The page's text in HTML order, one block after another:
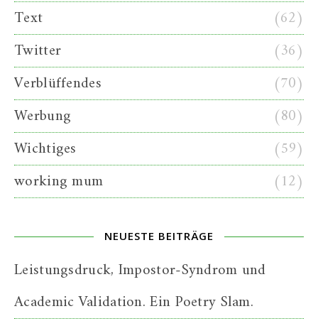
Text
(62)
Twitter
(36)
Verblüffendes
(70)
Werbung
(80)
Wichtiges
(59)
working mum
(12)
NEUESTE BEITRÄGE
Leistungsdruck, Impostor-Syndrom und
Academic Validation. Ein Poetry Slam.